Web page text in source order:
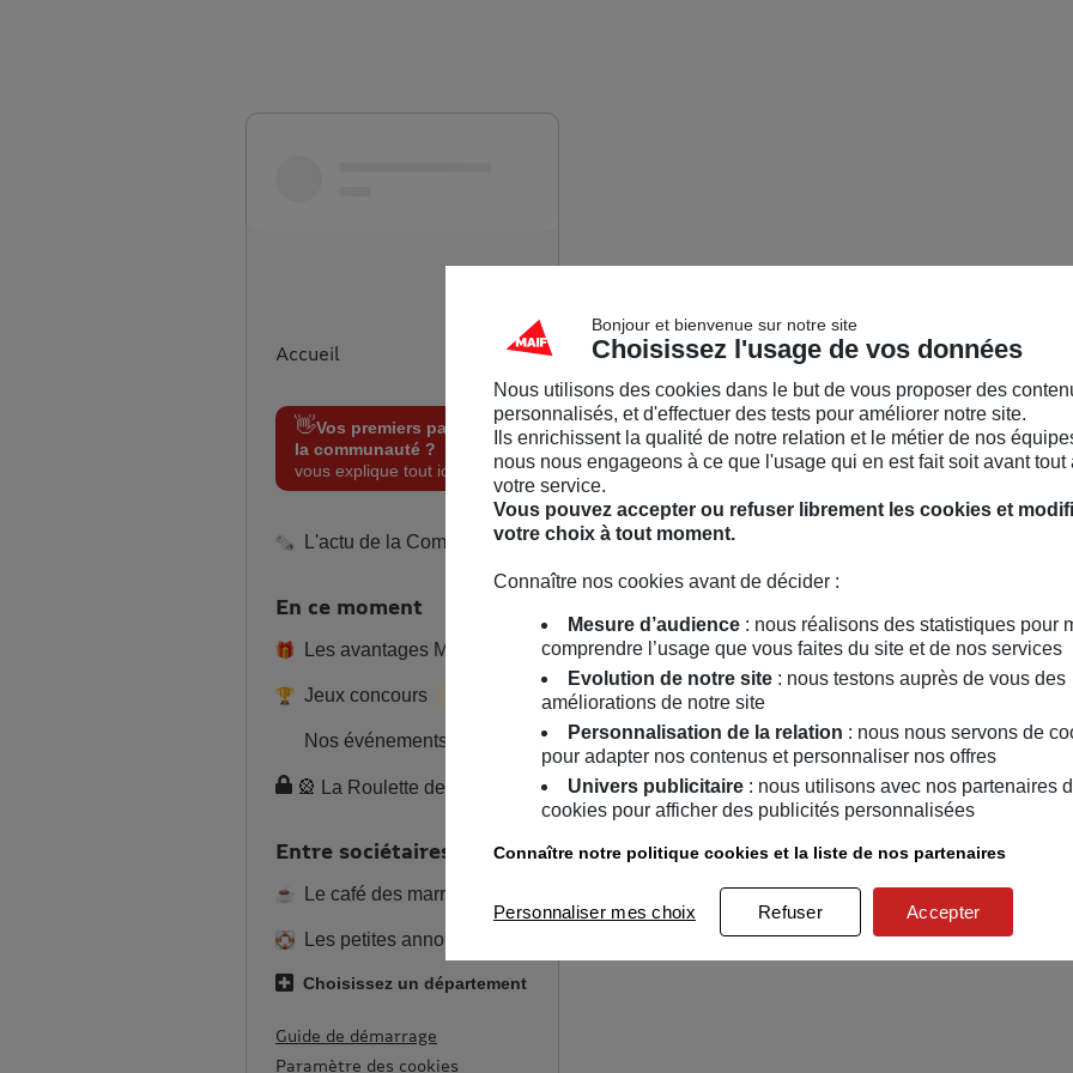
Accueil
👋Vos premiers pas sur
la communauté ?
vous explique tout ici !
L'actu de la Commu
En ce moment
Les avantages MAIF
Jeux concours
Nos événements
🎡 La Roulette de l’été 2
Entre sociétaires
Le café des marronniers
Les petites annonces
Choisissez un département
Guide de démarrage
Paramètre des cookies
Nous collectons du matériel d'écriture usagé qui sera
"Neurofibromatoses et Recklinghausen" pour soutenir la
des maladies génétiques.
Une boîte rouge est disposée dans le forum de la
Charles Gille, pour recueillir vos dons de matériel.
Merci à tous pour votre participation et votre soutien !
Bonjour et bienvenue sur notre site
Choisissez l'usage de vos données
Nous utilisons des cookies dans le but de vous proposer des
personnalisés, et d'effectuer des tests pour améliorer notre site.
Ils enrichissent la qualité de notre relation et le métier de nos
nous nous engageons à ce que l'usage qui en est fait soit avant tout
votre service.
Vous pouvez accepter ou refuser librement les cookies et
votre choix à tout moment.
Connaître nos cookies avant de décider :
Mesure d’audience : nous réalisons des statistiques pour
comprendre l’usage que vous faites du site et de nos services
Evolution de notre site : nous testons auprès de vous des
améliorations de notre site
Personnalisation de la relation : nous nous servons de
pour adapter nos contenus et personnaliser nos offres
Univers publicitaire : nous utilisons avec nos partenaires
cookies pour afficher des publicités personnalisées
Connaître notre politique cookies et la liste de nos partenaires
Personnaliser mes choix Refuser Accepter